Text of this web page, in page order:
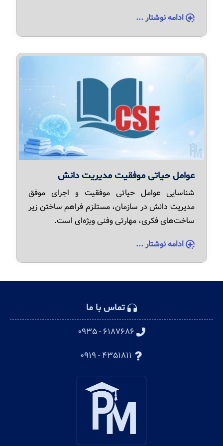
ادامه نوشتار ...
عوامل حیاتی موفقیت مدیریت دانش
شناسایی عوامل حیاتی موفقیت و اجرای موفق
مدیریت دانش در سازمان، مستلزم فراهم ساختن زیر
ساخت‌های فکری، مهارتی وفنی ویژه‌ای است.
ادامه نوشتار ...
تماس با ما
۶۱۸۷۶۸۶ - ۰۹۳۵